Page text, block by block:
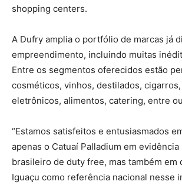
shopping centers.
A Dufry amplia o portfólio de marcas já
empreendimento, incluindo muitas
Entre os segmentos oferecidos estão
cosméticos, vinhos, destilados,
eletrônicos, alimentos, catering, entre
“Estamos satisfeitos e entusiasmados
apenas o Catuaí Palladium em evidência
brasileiro de duty free, mas também em
Iguaçu como referência nacional nesse